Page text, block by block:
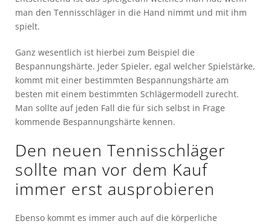
man den Tennisschläger in die Hand nimmt und mit ihm
spielt.
Ganz wesentlich ist hierbei zum Beispiel die
Bespannungshärte. Jeder Spieler, egal welcher Spielstärke,
kommt mit einer bestimmten Bespannungshärte am
besten mit einem bestimmten Schlägermodell zurecht.
Man sollte auf jeden Fall die für sich selbst in Frage
kommende Bespannungshärte kennen.
Den neuen Tennisschläger
sollte man vor dem Kauf
immer erst ausprobieren
Ebenso kommt es immer auch auf die körperliche